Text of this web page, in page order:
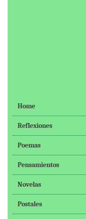
Home
Reflexiones
Poemas
Pensamientos
Novelas
Postales